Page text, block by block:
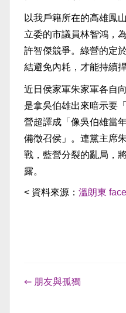
以我戶籍所在的高雄鳳
立委的市議員林智鴻，
許智傑競爭。綠營的定
結避免內耗，才能持續
近日侯家軍朱家軍各自
是拿吳伯雄出來暗示要
營超譯成「像吳伯雄當
備徵召侯」。連黨主席
戰，藍營分裂的亂局，
露。
< 資料來源： 溫朗東
⇐ 朋友與孤獨